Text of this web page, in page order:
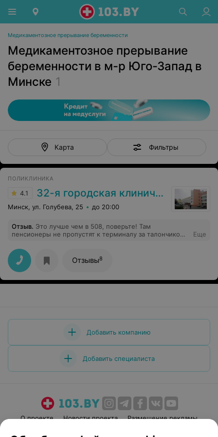
Медикаментозное прерывание беременности
Медикаментозное прерывание
беременности в м-р Юго-Запад в
Минске 1
Карта Фильтры
ПОЛИКЛИНИКА
4.1 32-я городская клиническая поликлиника
Минск, ул. Голубева, 25 до 20:00
Отзыв. Это лучше чем в 508, поверьте! Там
пенсионеры не пропустят к терминалу за талончиком,
понять можно, бояться до 9.30 не успеть сдать
анализы.Как предложение продлите время сдачи
анализов, сделайте для пенсионеров отдельный
кабинет или указывайте время прихода на анализы с 10
до 11. На работу не успеваешь. Врачи все очень
Еще
Отзывы8
Добавить компанию
Добавить специалиста
О проекте Новости проекта
Размещение рекламы